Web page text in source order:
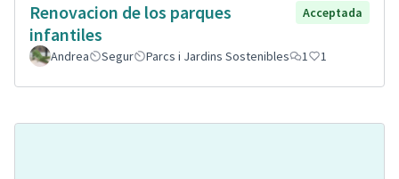
Renovacion de los parques
infantiles
Acceptada
Andrea Segur Parcs i Jardins Sostenibles 1 1